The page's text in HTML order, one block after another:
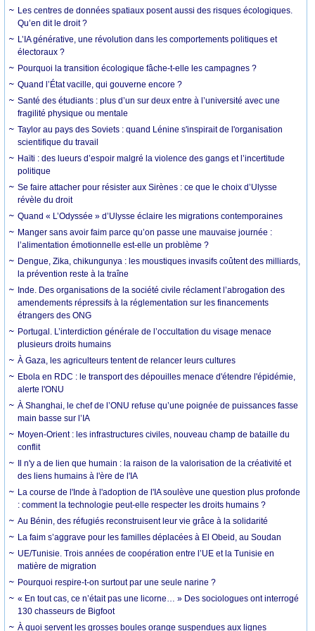
Les centres de données spatiaux posent aussi des risques écologiques.
Qu’en dit le droit ?
L’IA générative, une révolution dans les comportements politiques et
électoraux ?
Pourquoi la transition écologique fâche-t-elle les campagnes ?
Quand l’État vacille, qui gouverne encore ?
Santé des étudiants : plus d’un sur deux entre à l’université avec une
fragilité physique ou mentale
Taylor au pays des Soviets : quand Lénine s'inspirait de l'organisation
scientifique du travail
Haïti : des lueurs d’espoir malgré la violence des gangs et l’incertitude
politique
Se faire attacher pour résister aux Sirènes : ce que le choix d’Ulysse
révèle du droit
Quand « L’Odyssée » d’Ulysse éclaire les migrations contemporaines
Manger sans avoir faim parce qu’on passe une mauvaise journée :
l’alimentation émotionnelle est-elle un problème ?
Dengue, Zika, chikungunya : les moustiques invasifs coûtent des milliards,
la prévention reste à la traîne
Inde. Des organisations de la société civile réclament l’abrogation des
amendements répressifs à la réglementation sur les financements
étrangers des ONG
Portugal. L’interdiction générale de l’occultation du visage menace
plusieurs droits humains
À Gaza, les agriculteurs tentent de relancer leurs cultures
Ebola en RDC : le transport des dépouilles menace d'étendre l'épidémie,
alerte l'ONU
À Shanghai, le chef de l’ONU refuse qu’une poignée de puissances fasse
main basse sur l’IA
Moyen-Orient : les infrastructures civiles, nouveau champ de bataille du
conflit
Il n'y a de lien que humain : la raison de la valorisation de la créativité et
des liens humains à l'ère de l'IA
La course de l'Inde à l'adoption de l'IA soulève une question plus profonde
: comment la technologie peut-elle respecter les droits humains ?
Au Bénin, des réfugiés reconstruisent leur vie grâce à la solidarité
La faim s’aggrave pour les familles déplacées à El Obeid, au Soudan
UE/Tunisie. Trois années de coopération entre l’UE et la Tunisie en
matière de migration
Pourquoi respire-t-on surtout par une seule narine ?
« En tout cas, ce n’était pas une licorne… » Des sociologues ont interrogé
130 chasseurs de Bigfoot
À quoi servent les grosses boules orange suspendues aux lignes